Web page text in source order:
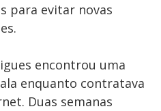
para evitar novas
encontrou uma
enquanto contratava
Duas semanas